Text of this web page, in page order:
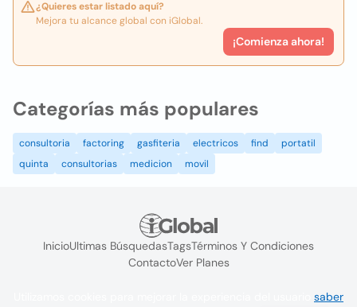
¿Quieres estar listado aquí?
Mejora tu alcance global con iGlobal.
¡Comienza ahora!
Categorías más populares
consultoria factoring gasfiteria electricos find
portatil
quinta
consultorias medicion movil
InicioUltimas BúsquedasTagsTérminos Y Condiciones
ContactoVer Planes
saber